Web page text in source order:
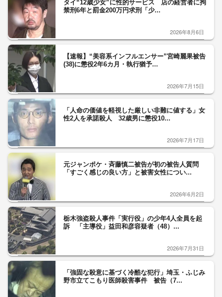
タイ“12歳少女”に性的サービス 店の経営者に拘
禁刑6年と罰金200万円求刑「少...
2026年8月6日
【速報】“美容系インフルエンサー”宮崎麗果被告
(38)に懲役2年6カ月・執行猶予...
2026年7月15日
「人命の価値を軽視した厳しい非難に値する」女
性2人を承諾殺人 32歳男に懲役10...
2026年7月17日
元ジャンポケ・斉藤慎二被告が初の被告人質問
「すごく感じの良い方」と被害女性につい...
2026年6月2日
栃木強盗殺人事件「実行役」の少年4人全員を起
訴 「主導役」益田和彦容疑者（48）...
2026年7月31日
「強固な殺意に基づく冷酷な犯行」埼玉・ふじみ
野市立てこもり医師殺害事件 被告（7...